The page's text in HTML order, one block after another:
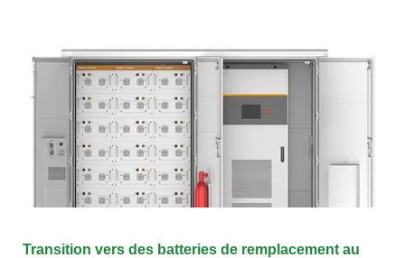
Transition vers des batteries de remplacement au